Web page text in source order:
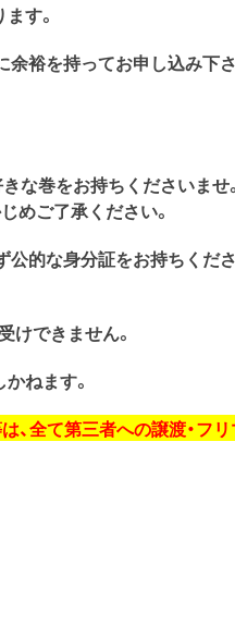
す。
裕を持ってお申し込み下さ
な巻をお持ちくださいませ。
めご了承ください。
的な身分証をお持ちくださ
できません。
ねます。
、全て第三者への譲渡・フ